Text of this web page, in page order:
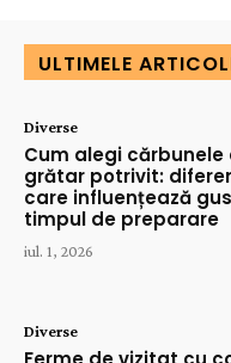
ULTIMELE
Diverse
Cum alegi cărbunele
grătar potrivit:
care influențează
timpul de preparare
iul. 1, 2026
Diverse